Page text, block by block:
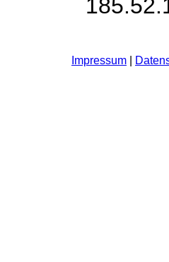
Impressum